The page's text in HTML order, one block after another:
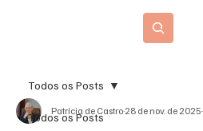
Todos os Posts
Todos os Posts
Patrícia de Castro 28 de nov. de 2025